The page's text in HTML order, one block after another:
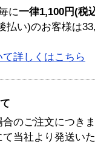
に一律1,100円(税
払い)のお客様は
詳しくはこちら
のご注文につき
て当社より発送い